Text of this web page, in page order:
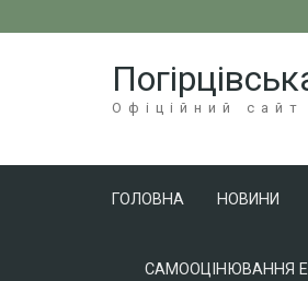
Офіційний сайт
ГОЛОВНА НОВИНИ
САМООЦІНЮВАННЯ